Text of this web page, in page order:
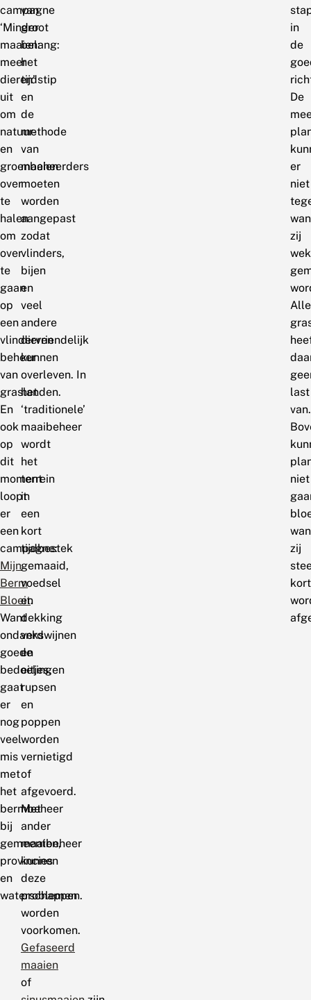
campagne
‘Minder
maaien:
meer
dieren’
uit
om
natuur-
en
groenbeheerders
over
te
halen
om
over
te
gaan
op
een
vlindervriendelijk
beheer
van
graslanden.
En
ook
op
dit
moment
loopt
er
een
campagne:
Mijn
Berm
Bloeit.
Want
ondanks
goede
bedoelingen
gaat
er
nog
veel
mis
met
het
bermbeheer
bij
gemeenten,
provincies
en
waterschappen.
van
groot
belang:
het
tijdstip
en
de
methode
van
maaien
moeten
worden
aangepast
zodat
vlinders,
bijen
en
veel
andere
dieren
kunnen
overleven. In
het
‘traditionele’
maaibeheer
wordt
het
terrein
in
een
kort
tijdbestek
gemaaid,
voedsel
en
dekking
verdwijnen
en
eitjes,
rupsen
en
poppen
worden
vernietigd
of
afgevoerd.
Met
ander
maaibeheer
kunnen
deze
problemen
worden
voorkomen.
Gefaseerd
maaien
of
in
de
De
er
niet
zij
last
van.
niet
zij
kort